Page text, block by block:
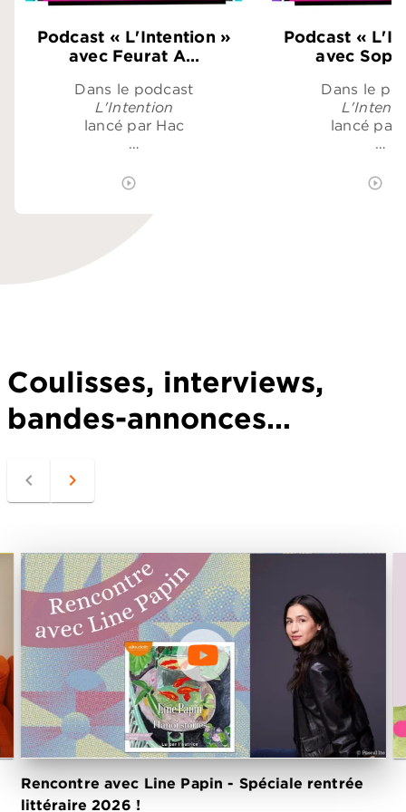
Podcast « L'Intention »
avec Feurat A…
Dans le podcast
L'Intention
lancé par Hac
…
play_circle_outline
Podcast «
avec
Dans le
lancé par
…
play_circle_outline
Coulisses, interviews,
bandes-annonces…
navigate_before navigate_next
Rencontre avec Line Papin - Spéciale rentrée
littéraire 2026 !